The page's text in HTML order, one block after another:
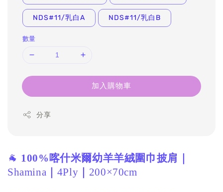
NDS#11/乳白A NDS#11/乳白B
數量
加入購物車
分享
🐐 100%喀什米爾幼羊羊絨圍巾披肩｜
Shamina
4Ply 200×70cm